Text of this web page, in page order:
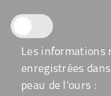
Les informations
enregistrées
peau de l'ours :